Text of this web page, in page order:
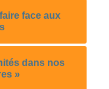
face aux
dans nos
»